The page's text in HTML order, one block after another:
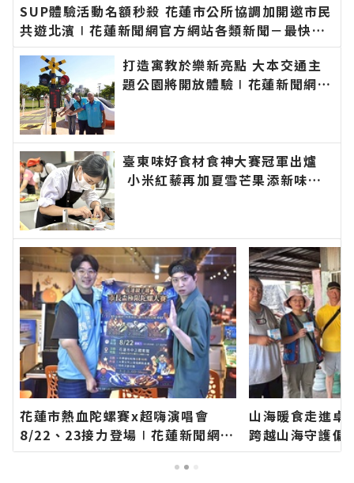
SUP體驗活動名額秒殺 花蓮市公所協調加開邀市民
共遊北濱∣花蓮新聞網官方網站各類新聞－最快速
的今日新聞報導 最新的在地資訊！
打造寓教於樂新亮點 大本交通主
題公園將開放體驗∣花蓮新聞網官
臺東味好食材食神大賽冠軍出爐
小米紅藜再加夏雪芒果添新味∣
資訊！
花蓮市熱血陀螺賽x超嗨演唱會
8/22、23接力登場∣花蓮新聞網官
方網站各類新聞－最快速的今日新
聞報導 最新的在地資訊！
山海暖食走進
跨越山海守護
蓮新聞網官方網